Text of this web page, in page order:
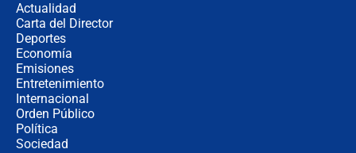
Actualidad
Carta del Director
Deportes
Economía
Emisiones
Entretenimiento
Internacional
Orden Público
Política
Sociedad